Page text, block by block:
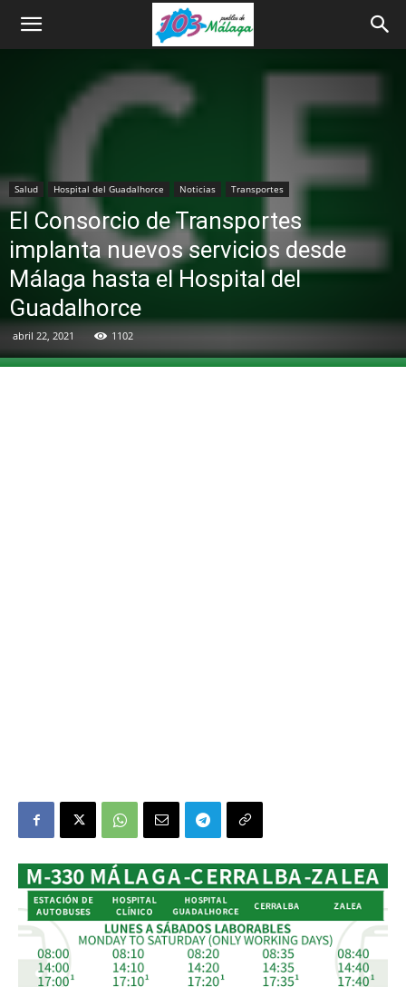
Salud Hospital del Guadalhorce Noticias Transportes
El Consorcio de Transportes
implanta nuevos servicios desde
Málaga hasta el Hospital del
Guadalhorce
abril 22, 2021 1102